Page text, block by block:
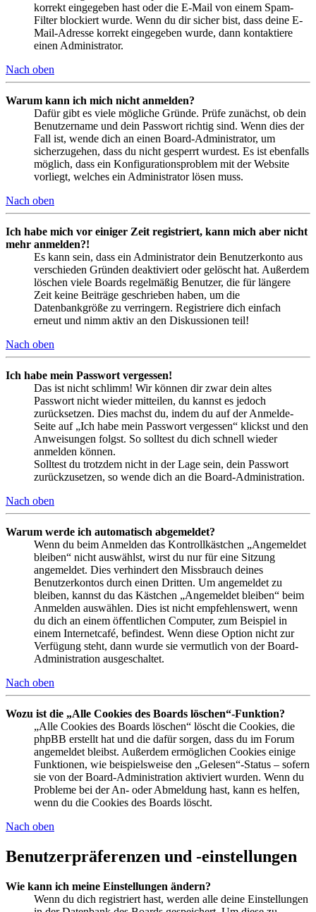
korrekt eingegeben hast oder die E-Mail von einem Spam-
Filter blockiert wurde. Wenn du dir sicher bist, dass deine E-
Mail-Adresse korrekt eingegeben wurde, dann kontaktiere
einen Administrator.
Nach oben
Warum kann ich mich nicht anmelden?
Dafür gibt es viele mögliche Gründe. Prüfe zunächst, ob dein
Benutzername und dein Passwort richtig sind. Wenn dies der
Fall ist, wende dich an einen Board-Administrator, um
sicherzugehen, dass du nicht gesperrt wurdest. Es ist ebenfalls
möglich, dass ein Konfigurationsproblem mit der Website
vorliegt, welches ein Administrator lösen muss.
Nach oben
Ich habe mich vor einiger Zeit registriert, kann mich aber nicht
mehr anmelden?!
Es kann sein, dass ein Administrator dein Benutzerkonto aus
verschieden Gründen deaktiviert oder gelöscht hat. Außerdem
löschen viele Boards regelmäßig Benutzer, die für längere
Zeit keine Beiträge geschrieben haben, um die
Datenbankgröße zu verringern. Registriere dich einfach
erneut und nimm aktiv an den Diskussionen teil!
Nach oben
Ich habe mein Passwort vergessen!
Das ist nicht schlimm! Wir können dir zwar dein altes
Passwort nicht wieder mitteilen, du kannst es jedoch
zurücksetzen. Dies machst du, indem du auf der Anmelde-
Seite auf „Ich habe mein Passwort vergessen“ klickst und den
Anweisungen folgst. So solltest du dich schnell wieder
anmelden können.
Solltest du trotzdem nicht in der Lage sein, dein Passwort
zurückzusetzen, so wende dich an die Board-Administration.
Nach oben
Warum werde ich automatisch abgemeldet?
Wenn du beim Anmelden das Kontrollkästchen „Angemeldet
bleiben“ nicht auswählst, wirst du nur für eine Sitzung
angemeldet. Dies verhindert den Missbrauch deines
Benutzerkontos durch einen Dritten. Um angemeldet zu
bleiben, kannst du das Kästchen „Angemeldet bleiben“ beim
Anmelden auswählen. Dies ist nicht empfehlenswert, wenn
du dich an einem öffentlichen Computer, zum Beispiel in
einem Internetcafé, befindest. Wenn diese Option nicht zur
Verfügung steht, dann wurde sie vermutlich von der Board-
Administration ausgeschaltet.
Nach oben
Wozu ist die „Alle Cookies des Boards löschen“-Funktion?
„Alle Cookies des Boards löschen“ löscht die Cookies, die
phpBB erstellt hat und die dafür sorgen, dass du im Forum
angemeldet bleibst. Außerdem ermöglichen Cookies einige
Funktionen, wie beispielsweise den „Gelesen“-Status – sofern
sie von der Board-Administration aktiviert wurden. Wenn du
Probleme bei der An- oder Abmeldung hast, kann es helfen,
wenn du die Cookies des Boards löscht.
Nach oben
Benutzerpräferenzen und -einstellungen
Wie kann ich meine Einstellungen ändern?
Wenn du dich registriert hast, werden alle deine Einstellungen